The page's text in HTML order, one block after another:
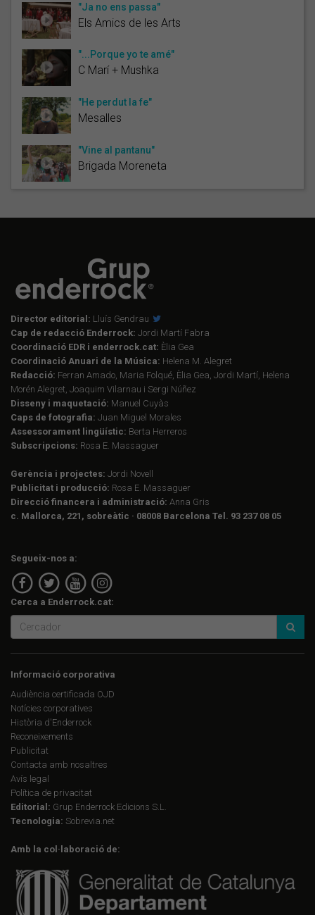
"Ja no ens passa"
Els Amics de les Arts
"...Porque yo te amé"
C Marí + Mushka
"He perdut la fe"
Mesalles
"Vine al pantanu"
Brigada Moreneta
Director editorial: Lluís Gendrau
Cap de redacció Enderrock: Jordi Martí Fabra
Coordinació EDR i enderrock.cat: Èlia Gea
Coordinació Anuari de la Música: Helena M. Alegret
Redacció: Ferran Amado, Maria Folqué, Èlia Gea, Jordi Martí, Helena
Morén Alegret, Joaquim Vilarnau i Sergi Núñez
Disseny i maquetació: Manuel Cuyàs
Caps de fotografia: Juan Miguel Morales
Assessorament lingüístic: Berta Herreros
Subscripcions: Rosa E. Massaguer
Gerència i projectes: Jordi Novell
Publicitat i producció: Rosa E. Massaguer
Direcció financera i administració: Anna Gris
c. Mallorca, 221, sobreàtic · 08008 Barcelona Tel. 93 237 08 05
Segueix-nos a:
Cerca a Enderrock.cat:
Informació corporativa
Audiència certificada OJD
Notícies corporatives
Història d'Enderrock
Reconeixements
Publicitat
Contacta amb nosaltres
Avís legal
Política de privacitat
Editorial: Grup Enderrock Edicions S.L.
Tecnologia: Sobrevia.net
Amb la col·laboració de: